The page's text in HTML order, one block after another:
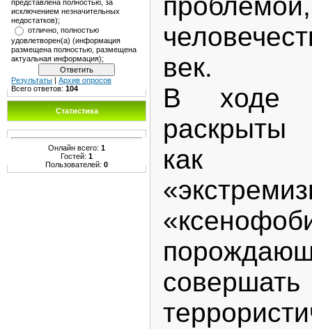
представлена полностью, за
исключением незначительных
недостатков);
отлично, полностью
удовлетворен(а) (информация
размещена полностью, размещена
актуальная информация);
Результаты | Архив опросов
Всего ответов: 104
Статистика
Онлайн всего: 1
Гостей: 1
Пользователей: 0
век.
В ходе
раскрыты
как
совершать